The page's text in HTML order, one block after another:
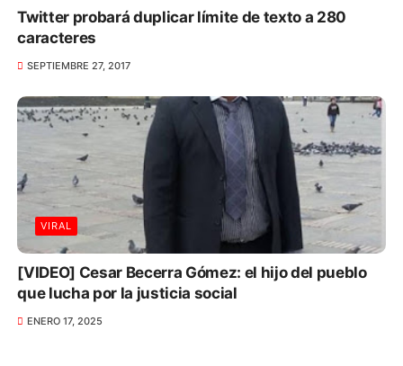
Twitter probará duplicar límite de texto a 280
caracteres
SEPTIEMBRE 27, 2017
VIRAL
[VIDEO] Cesar Becerra Gómez: el hijo del pueblo
que lucha por la justicia social
ENERO 17, 2025